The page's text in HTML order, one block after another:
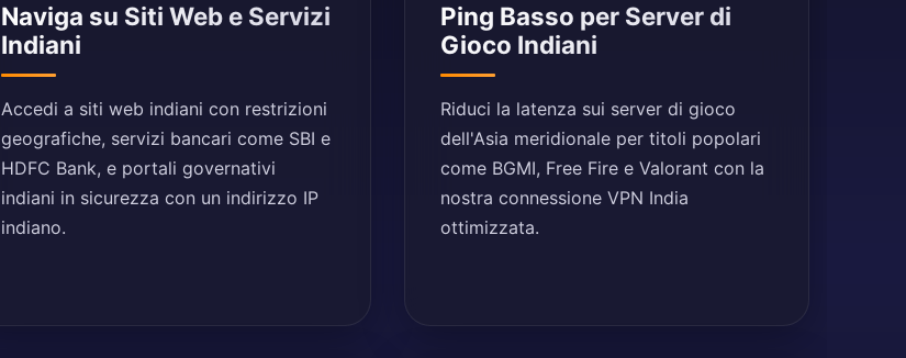
Naviga su Siti Web e Servizi
Indiani
Accedi a siti web indiani con restrizioni
geografiche, servizi bancari come SBI e
HDFC Bank, e portali governativi
indiani in sicurezza con un indirizzo IP
indiano.
Ping Basso per Server di
Gioco Indiani
Riduci la latenza sui server di gioco
dell'Asia meridionale per titoli popolari
come BGMI, Free Fire e Valorant con la
nostra connessione VPN India
ottimizzata.